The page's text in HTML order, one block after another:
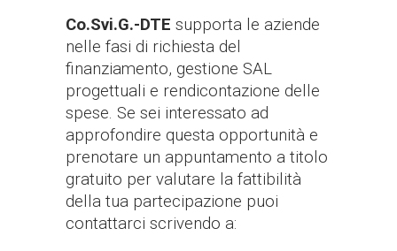
Co.Svi.G.-DTE supporta le aziende
nelle fasi di richiesta del
finanziamento, gestione SAL
progettuali e rendicontazione delle
spese. Se sei interessato ad
approfondire questa opportunità e
prenotare un appuntamento a titolo
gratuito per valutare la fattibilità
della tua partecipazione puoi
contattarci scrivendo a: